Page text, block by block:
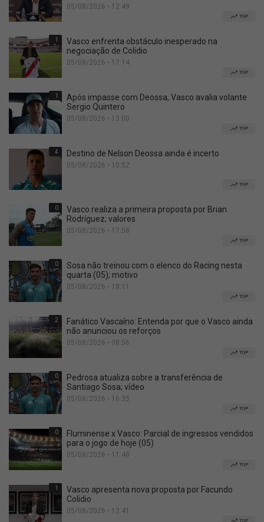
05/08/2026 • 12:49
TOP
1
Vasco enfrenta obstáculo inesperado na
negociação de Colidio
05/08/2026 • 17:14
TOP
1
Após impasse com Deossa, Vasco avalia volante
Sergio Quintero
05/08/2026 • 13:00
TOP
4 Destino de Nelson Deossa ainda é incerto
05/08/2026 • 10:52
TOP
0
Vasco realiza a primeira proposta por Brian
Rodríguez; valores
05/08/2026 • 17:58
TOP
0
Sosa não treinou com o elenco do Racing nesta
quarta (05); motivo
05/08/2026 • 18:11
TOP
2
Fanático Vascaíno: Entenda por que o Vasco ainda
não anunciou os reforços
05/08/2026 • 08:56
TOP
0
Pedrosa atualiza sobre a transferência de
Santiago Sosa; vídeo
05/08/2026 • 16:35
TOP
0
Fluminense x Vasco: Parcial de ingressos vendidos
para o jogo de hoje (05)
05/08/2026 • 11:48
TOP
1
Vasco apresenta nova proposta por Facundo
Colidio
05/08/2026 • 12:41
TOP